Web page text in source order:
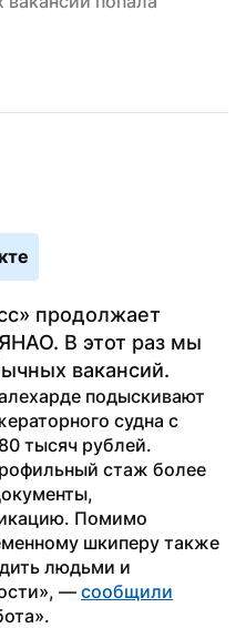
продолжает
В этот раз мы
вакансий.
подыскивают
судна с
тысяч рублей.
стаж более
Помимо
шкиперу также
людьми и
— сообщили